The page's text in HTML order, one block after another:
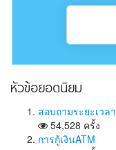
หัวข้อยอดนิยม
สอบถามระยะเว
54,528 ครั้ง
การกู้เงินATM